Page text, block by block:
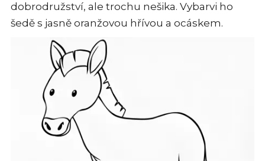
dobrodružství, ale trochu nešika. Vybarvi ho
šedě s jasně oranžovou hřívou a ocáskem.